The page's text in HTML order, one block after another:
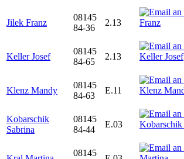
Jilek Franz
08145
84-36
2.13
Keller Josef
08145
84-65
2.13
Klenz Mandy
08145
84-63
E.11
Kobarschik
Sabrina
08145
84-44
E.03
08145